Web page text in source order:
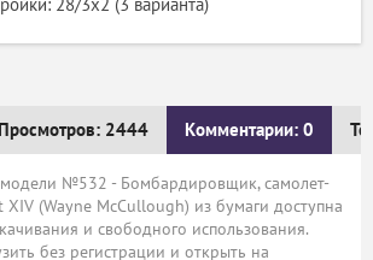
28/3x2 (3 варианта)
Просмотров: 2444 Комментарии: 0
модели №532 - Бомбардировщик, самолет-
XIV (Wayne McCullough) из бумаги доступна
и свободного использования.
без регистрации и открыть на